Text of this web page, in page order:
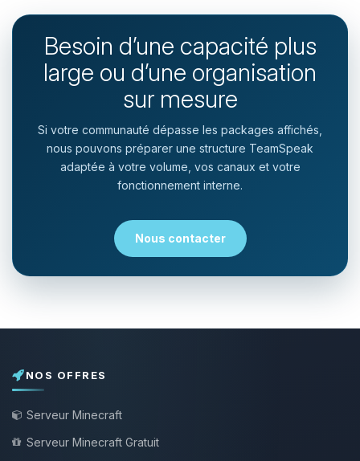
Besoin d’une capacité plus
large ou d’une organisation
sur mesure
Si votre communauté dépasse les packages affichés,
nous pouvons préparer une structure TeamSpeak
adaptée à votre volume, vos canaux et votre
fonctionnement interne.
Nous contacter
NOS OFFRES
Serveur Minecraft
Serveur Minecraft Gratuit